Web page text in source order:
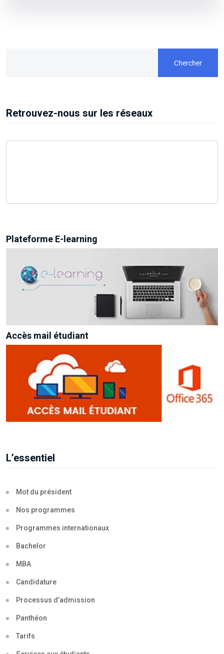
Chercher
Retrouvez-nous sur les réseaux
Plateforme E-learning
Accès mail étudiant
L’essentiel
Mot du président
Nos programmes
Programmes internationaux
Bachelor
MBA
Candidature
Processus d’admission
Panthéon
Tarifs